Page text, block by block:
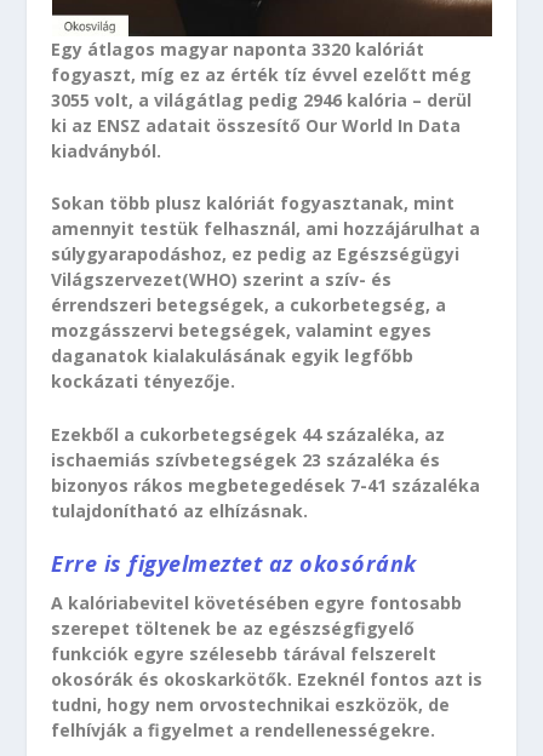
Egy átlagos magyar naponta 3320 kalóriát
fogyaszt, míg ez az érték tíz évvel ezelőtt még
3055 volt, a világátlag pedig 2946 kalória – derül
ki az ENSZ adatait összesítő Our World In Data
kiadványból.
Sokan több plusz kalóriát fogyasztanak, mint
amennyit testük felhasznál, ami hozzájárulhat a
súlygyarapodáshoz, ez pedig az Egészségügyi
Világszervezet(WHO) szerint a szív- és
érrendszeri betegségek, a cukorbetegség, a
mozgásszervi betegségek, valamint egyes
daganatok kialakulásának egyik legfőbb
kockázati tényezője.
Ezekből a cukorbetegségek 44 százaléka, az
ischaemiás szívbetegségek 23 százaléka és
bizonyos rákos megbetegedések 7-41 százaléka
tulajdonítható az elhízásnak.
Erre is figyelmeztet az okosóránk
A kalóriabevitel követésében egyre fontosabb
szerepet töltenek be az egészségfigyelő
funkciók egyre szélesebb tárával felszerelt
okosórák és okoskarkötők. Ezeknél fontos azt is
tudni, hogy nem orvostechnikai eszközök, de
felhívják a figyelmet a rendellenességekre.